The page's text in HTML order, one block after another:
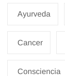
Ayurveda
Cancer
Consciencia